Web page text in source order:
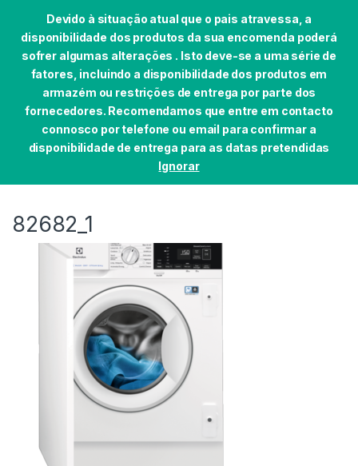
Devido à situação atual que o pais atravessa, a
disponibilidade dos produtos da sua encomenda poderá
sofrer algumas alterações . Isto deve-se a uma série de
fatores, incluindo a disponibilidade dos produtos em
armazém ou restrições de entrega por parte dos
fornecedores. Recomendamos que entre em contacto
connosco por telefone ou email para confirmar a
disponibilidade de entrega para as datas pretendidas
Ignorar
Skip to navigation
Skip to content
ENCASTRE ROUPA ENCASTRE
82682_1